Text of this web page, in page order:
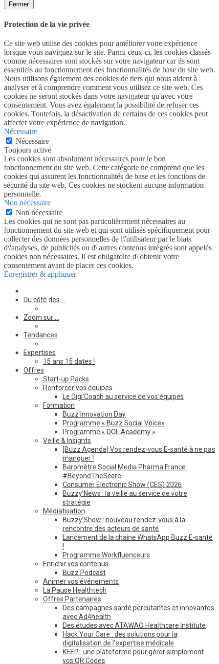
Fermer
Protection de la vie privée
Ce site web utilise des cookies pour améliorer votre expérience
lorsque vous naviguez sur le site. Parmi ceux-ci, les cookies classés
comme nécessaires sont stockés sur votre navigateur car ils sont
essentiels au fonctionnement des fonctionnalités de base du site web.
Nous utilisons également des cookies de tiers qui nous aident à
analyser et à comprendre comment vous utilisez ce site web. Ces
cookies ne seront stockés dans votre navigateur qu'avec votre
consentement. Vous avez également la possibilité de refuser ces
cookies. Toutefois, la désactivation de certains de ces cookies peut
affecter votre expérience de navigation.
Nécessaire
Nécessaire
Toujours activé
Les cookies sont absolument nécessaires pour le bon
fonctionnement du site web. Cette catégorie ne comprend que les
cookies qui assurent les fonctionnalités de base et les fonctions de
sécurité du site web. Ces cookies ne stockent aucune information
personnelle.
Non nécessaire
Non nécessaire
Les cookies qui ne sont pas particulièrement nécessaires au
fonctionnement du site web et qui sont utilisés spécifiquement pour
collecter des données personnelles de l\'utilisateur par le biais
d\'analyses, de publicités ou d\'autres contenus intégrés sont appelés
cookies non nécessaires. Il est obligatoire d\'obtenir votre
consentement avant de placer ces cookies.
Enregistrer & appliquer
Du côté des …
Zoom sur …
Tendances
Expertises
15 ans 15 dates !
Offres
Start-up Packs
Renforcer vos équipes
Le Digi’Coach au service de vos équipes
Formation
Buzz Innovation Day
Programme « Buzz Social Voice»
Programme « DOL Academy »
Veille & Insights
[Buzz Agenda] Vos rendez-vous E-santé à ne pas
manquer !
Baromètre Social Media Pharma France
#BeyondTheScore
Consumer Electronic Show (CES) 2026
Buzzy’News : la veille au service de votre
stratégie
Médiatisation
Buzzy’Show : nouveau rendez-vous à la
rencontre des acteurs de santé
Lancement de la chaîne WhatsApp Buzz E-santé
!
Programme Workfluenceurs
Enrichir vos contenus
Buzz Podcast
Animer vos événements
La Pause Healthtech
Offres Partenaires
Des campagnes santé percutantes et innovantes
avec Ad4health
Des études avec ATAWAO Healthcare Institute
Hack Your Care : des solutions pour la
digitalisation de l’expertise médicale
KEEP : une plateforme pour gérer simplement
vos QR Codes